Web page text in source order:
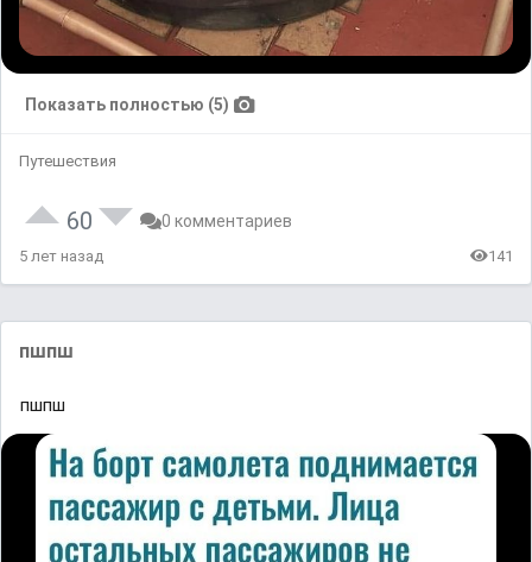
Показать полностью (5)
Путешествия
60 0 комментариев
5 лет назад 141
пшпш
пшпш